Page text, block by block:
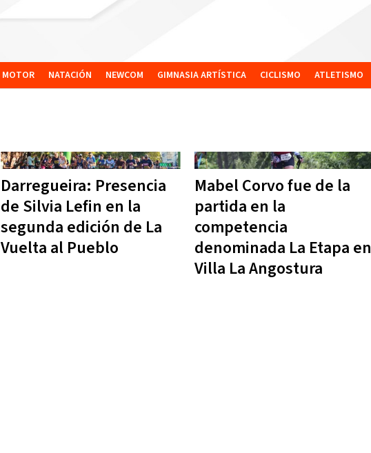
MOTOR NATACIÓN NEWCOM GIMNASIA ARTÍSTICA CICLISMO ATLETISMO
Darregueira: Presencia
de Silvia Lefin en la
segunda edición de La
Vuelta al Pueblo
Mabel Corvo fue de la
partida en la
competencia
denominada La Etapa en
Villa La Angostura